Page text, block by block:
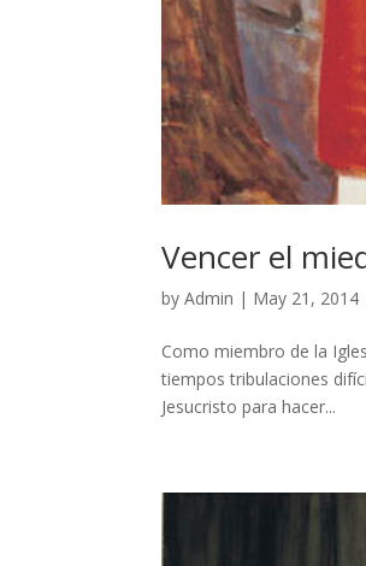
Vencer el
byAdmin | May 21, 2014
Como miembro de la
tiempos tribulaciones
Jesucristo para hacer...